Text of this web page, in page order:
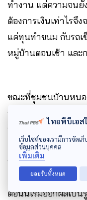
ทำงาน แต่ความจนยั
ต้องการเงินเท่าไรจึ
แค่ทุนทำขนม กับรถเ
หมู่บ้านตอนเช้า และ
ขณะที่ชุมชนบ้านหนอ
หนึ่งที่นี่เคยมีคนจนถึง
ปัญหาไม่มีที่ดินทำกิน
เขตอนุรักษ์ แต่ควา
หรือที่คนอีสานเรียกว่า
เคลื่อนทำให้เกิดกา
ตอนนี้เริ่มออกผลเป็
ไทยพีบีเอส
เว็บไซต์ของเรามีการจัด
ข้อมูลส่วนบุคคล
เพิ่มเติม
ยอมรับทั้งหมด